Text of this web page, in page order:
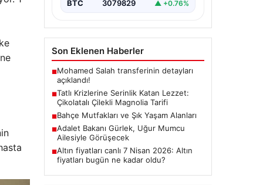
BTC 3079829 ▲ +0.76%
Son Eklenen Haberler
■Mohamed Salah transferinin detayları
açıklandı!
■Tatlı Krizlerine Serinlik Katan Lezzet:
Çikolatalı Çilekli Magnolia Tarifi
■Bahçe Mutfakları ve Şık Yaşam Alanları
■Adalet Bakanı Gürlek, Uğur Mumcu
Ailesiyle Görüşecek
■Altın fiyatları canlı 7 Nisan 2026: Altın
fiyatları bugün ne kadar oldu?